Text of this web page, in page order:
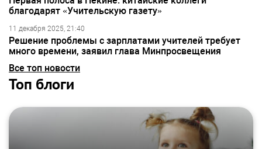
благодарят «Учительскую газету»
11 декабря 2025, 21:40
Решение проблемы с зарплатами учителей требует
много времени, заявил глава Минпросвещения
Все топ новости
Топ блоги